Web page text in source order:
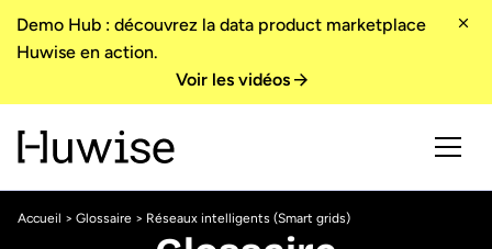
Demo Hub : découvrez la data product marketplace
Huwise en action.
Voir les vidéos
Accueil > Glossaire > Réseaux intelligents (Smart grids)